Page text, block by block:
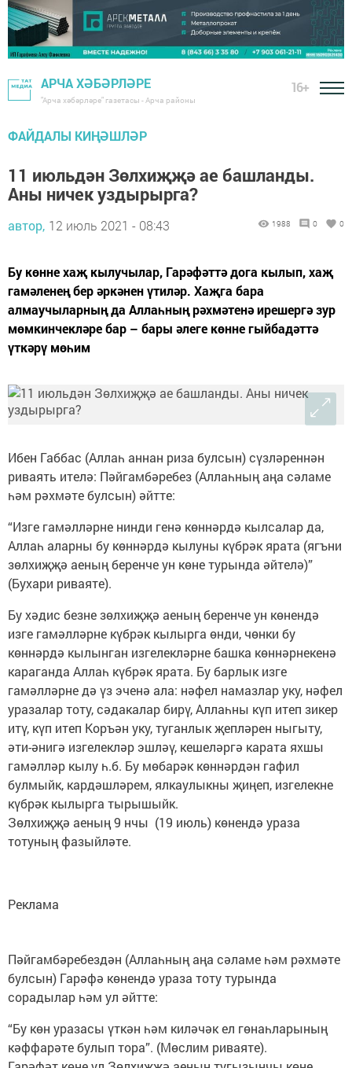
АРЧА ХӘБӘРЛӘРЕ
"Арча хәбәрләре" газетасы - Арча районы
16+
ФАЙДАЛЫ КИҢӘШЛӘР
11 июльдән Зөлхиҗҗә ае башланды.
Аны ничек уздырырга?
автор, 12 июль 2021 - 08:43 1988 0 0
Бу көнне хаҗ кылучылар, Гарәфәттә дога кылып, хаҗ
гамәленең бер әркәнен үтиләр. Хаҗга бара
алмаучыларның да Аллаһның рәхмәтенә ирешергә зур
мөмкинчекләре бар – бары әлеге көнне гыйбадәттә
үткәрү мөһим
Ибен Габбас (Аллаһ аннан риза булсын) сүзләреннән
риваять ителә: Пәйгамбәребез (Аллаһның аңа сәламе
һәм рәхмәте булсын) әйтте:
“Изге гамәлләрне нинди генә көннәрдә кылсалар да,
Аллаһ аларны бу көннәрдә кылуны күбрәк ярата (ягъни
зөлхиҗҗә аеның беренче ун көне турында әйтелә)”
(Бухари риваяте).
Бу хәдис безне зөлхиҗҗә аеның беренче ун көнендә
изге гамәлләрне күбрәк кылырга өнди, чөнки бу
көннәрдә кылынган изгелекләрне башка көннәрнекенә
караганда Аллаһ күбрәк ярата. Бу барлык изге
гамәлләрне дә үз эченә ала: нәфел намазлар уку, нәфел
уразалар тоту, сәдакалар бирү, Аллаһны күп итеп зикер
итү, күп итеп Коръән уку, туганлык җепләрен ныгыту,
әти-әнигә изгелекләр эшләү, кешеләргә карата яхшы
гамәлләр кылу һ.б. Бу мөбарәк көннәрдән гафил
булмыйк, кардәшләрем, ялкаулыкны җиңеп, изгелекне
күбрәк кылырга тырышыйк.
Зөлхиҗҗә аеның 9 нчы (19 июль) көнендә ураза
тотуның фазыйләте.
Реклама
Пәйгамбәребездән (Аллаһның аңа сәламе һәм рәхмәте
булсын) Гарәфә көнендә ураза тоту турында
сорадылар һәм ул әйтте:
“Бу көн уразасы үткән һәм киләчәк ел гөнаһларының
кәффарәте булып тора”. (Мөслим риваяте).